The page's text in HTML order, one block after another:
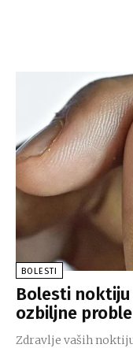
BOLESTI
Bolesti
ozbiljne
Zdravlje vaših